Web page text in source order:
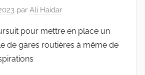
par Ali Haidar
pour mettre en place un
de gares routières à même de